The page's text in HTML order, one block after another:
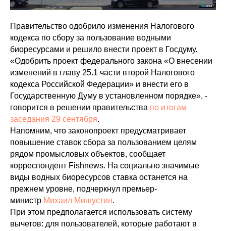
Правительство одобрило изменения Налогового
кодекса по сбору за пользование водными
биоресурсами и решило внести проект в Госдуму.
«Одобрить проект федерального закона «О внесении
изменений в главу 25.1 части второй Налогового
кодекса Российской Федерации» и внести его в
Государственную Думу в установленном порядке», -
говорится в решении правительства по итогам
заседания 29 сентября.
Напомним, что законопроект предусматривает
повышение ставок сбора за пользованием целям
рядом промысловых объектов, сообщает
корреспондент Fishnews. На социально значимые
виды водных биоресурсов ставка останется на
прежнем уровне, подчеркнул премьер-
министр Михаил Мишустин.
При этом предполагается использовать систему
вычетов: для пользователей, которые работают в